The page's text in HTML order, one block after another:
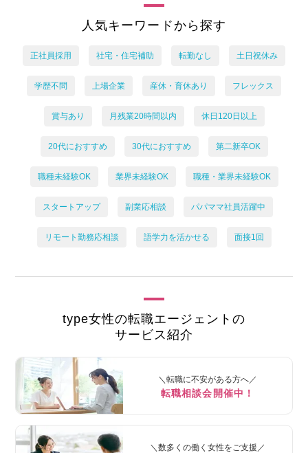
人気キーワードから探す
正社員採用 社宅・住宅補助 転勤なし 土日祝休み
学歴不問 上場企業 産休・育休あり フレックス
賞与あり 月残業20時間以内 休日120日以上
20代におすすめ 30代におすすめ 第二新卒OK
職種未経験OK 業界未経験OK 職種・業界未経験OK
スタートアップ 副業応相談 パパママ社員活躍中
リモート勤務応相談 語学力を活かせる 面接1回
type女性の転職エージェントの
サービス紹介
＼転職に不安がある方へ／
転職相談会開催中！
＼数多くの働く女性をご支援／